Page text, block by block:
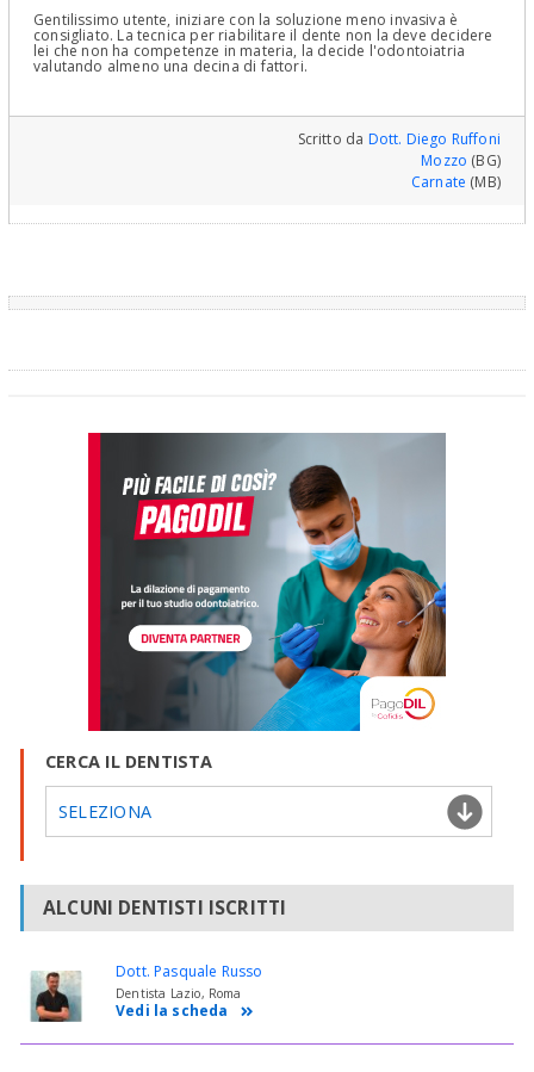
Gentilissimo utente, iniziare con la soluzione meno invasiva è
consigliato. La tecnica per riabilitare il dente non la deve decidere
lei che non ha competenze in materia, la decide l'odontoiatria
valutando almeno una decina di fattori.
Scritto da Dott. Diego Ruffoni
Mozzo (BG)
Carnate (MB)
CERCA IL DENTISTA
SELEZIONA
ALCUNI DENTISTI ISCRITTI
Dott. Pasquale Russo
Dentista Lazio, Roma
Vedi la scheda